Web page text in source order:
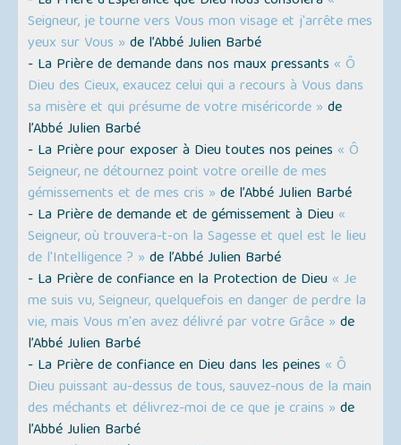
Seigneur, je tourne vers Vous mon visage et j'arrête mes
yeux sur Vous » de l’Abbé Julien Barbé
- La Prière de demande dans nos maux pressants « Ô
Dieu des Cieux, exaucez celui qui a recours à Vous dans
sa misère et qui présume de votre miséricorde » de
l’Abbé Julien Barbé
- La Prière pour exposer à Dieu toutes nos peines « Ô
Seigneur, ne détournez point votre oreille de mes
gémissements et de mes cris » de l’Abbé Julien Barbé
- La Prière de demande et de gémissement à Dieu «
Seigneur, où trouvera-t-on la Sagesse et quel est le lieu
de l'Intelligence ? » de l’Abbé Julien Barbé
- La Prière de confiance en la Protection de Dieu « Je
me suis vu, Seigneur, quelquefois en danger de perdre la
vie, mais Vous m'en avez délivré par votre Grâce » de
l’Abbé Julien Barbé
- La Prière de confiance en Dieu dans les peines « Ô
Dieu puissant au-dessus de tous, sauvez-nous de la main
des méchants et délivrez-moi de ce que je crains » de
l’Abbé Julien Barbé